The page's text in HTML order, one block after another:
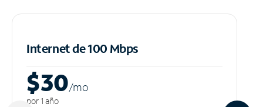
Internet de 100 Mbps
$30/mo
por 1 año